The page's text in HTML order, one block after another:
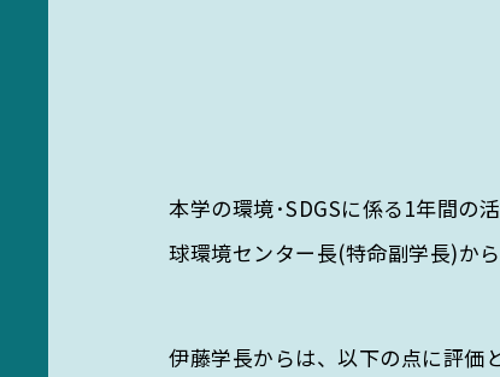
本学の環境･SDGSに係る1年間の
球環境センター長(特命副学長)か
伊藤学長からは、以下の点に評価